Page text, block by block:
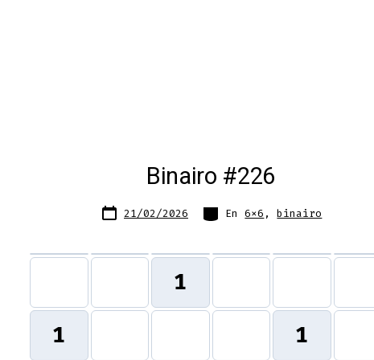
Binairo #226
Fecha
de 21/02/2026 Categorías
En6x6 ,binairo
1
1
1